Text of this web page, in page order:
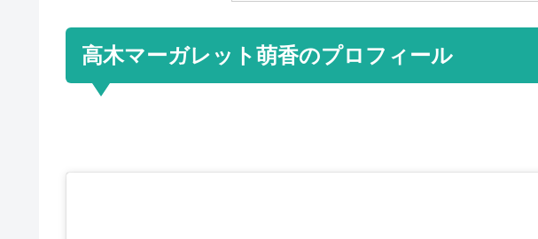
高木マーガレット萌香のプロフィール